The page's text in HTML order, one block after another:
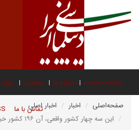
صفحه نخست درباره ما عضویت
تماس با ما صفحه‌اصلی اخبار
اخبار اصلی
این سه چهار کشور واقعی، آن ۱۹۶ کشور خیالی!